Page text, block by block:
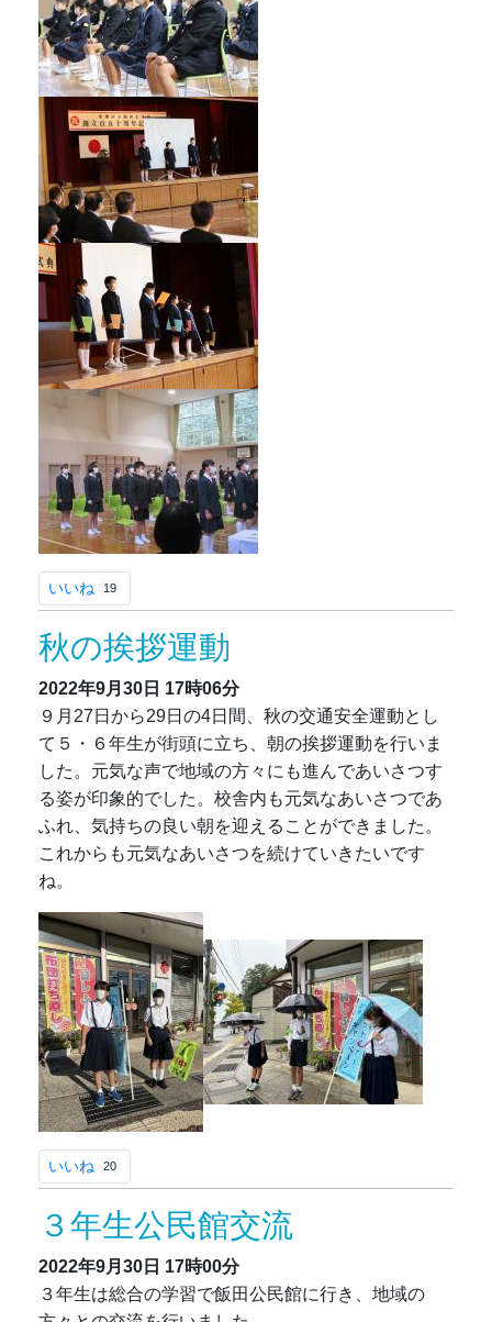
いいね 19
秋の挨拶運動
2022年9月30日 17時06分
９月27日から29日の4日間、秋の交通安全運動とし
て５・６年生が街頭に立ち、朝の挨拶運動を行いま
した。元気な声で地域の方々にも進んであいさつす
る姿が印象的でした。校舎内も元気なあいさつであ
ふれ、気持ちの良い朝を迎えることができました。
これからも元気なあいさつを続けていきたいです
ね。
いいね 20
３年生公民館交流
2022年9月30日 17時00分
３年生は総合の学習で飯田公民館に行き、地域の